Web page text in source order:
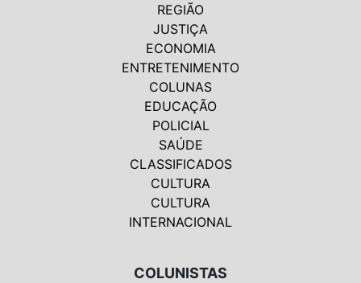
REGIÃO
JUSTIÇA
ECONOMIA
ENTRETENIMENTO
COLUNAS
EDUCAÇÃO
POLICIAL
SAÚDE
CLASSIFICADOS
CULTURA
CULTURA
INTERNACIONAL
COLUNISTAS